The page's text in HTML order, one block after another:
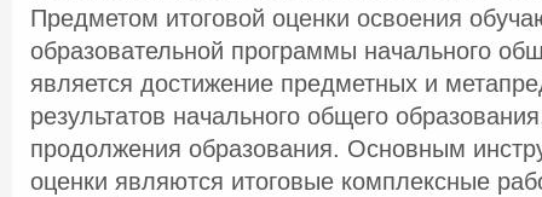
Предметом итоговой оценки освоения
образовательной программы начального
является достижение предметных и
результатов начального общего
продолжения образования. Основным
оценки являются итоговые комплексные